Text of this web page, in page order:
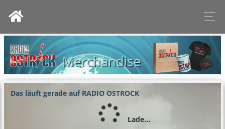
Das läuft gerade auf RADIO OSTROCK
Lade...